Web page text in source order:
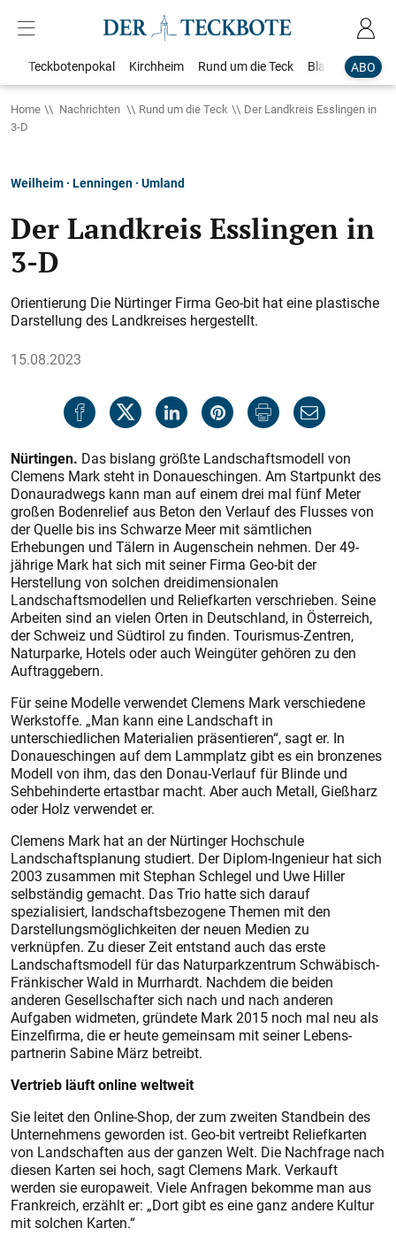
ABO
Teckbotenpokal Kirchheim Rund um die Teck Blaulicht
Home Nachrichten Rund um die Teck
Der Landkreis Esslingen in
3-D
Weilheim · Lenningen · Umland
Der Landkreis Esslingen in
3-D
Orientierung Die Nürtinger Firma Geo-bit hat eine plastische
Darstellung des Landkreises hergestellt.
15.08.2023
Nürtingen. Das bislang größte Landschaftsmodell von
Clemens Mark steht in Donaueschingen. Am Startpunkt des
Donauradwegs kann man auf einem drei mal fünf Meter
großen Bodenrelief aus Beton den Verlauf des Flusses von
der Quelle bis ins Schwarze Meer mit sämtlichen
Erhebungen und Tälern in Augenschein nehmen. Der 49-
jährige Mark hat sich mit seiner Firma Geo-bit der
Herstellung von solchen dreidimensionalen
Landschaftsmodellen und Reliefkarten verschrieben. Seine
Arbeiten sind an vielen Orten in Deutschland, in Österreich,
der Schweiz und Südtirol zu finden. Tourismus-Zentren,
Naturparke, Hotels oder auch Weingüter gehören zu den
Auftraggebern.
Für seine Modelle verwendet Clemens Mark verschiedene
Werkstoffe. „Man kann eine Landschaft in
unterschiedlichen Materialien präsentieren“, sagt er. In
Donaueschingen auf dem Lammplatz gibt es ein bronzenes
Modell von ihm, das den Donau-Verlauf für Blinde und
Sehbehinderte ertastbar macht. Aber auch Metall, Gießharz
oder Holz verwendet er.
Clemens Mark hat an der Nürtinger Hochschule
Landschaftsplanung studiert. Der Diplom-Ingenieur hat sich
2003 zusammen mit Stephan Schlegel und Uwe Hiller
selbständig gemacht. Das Trio hatte sich darauf
spezialisiert, landschaftsbezogene Themen mit den
Darstellungsmöglichkeiten der neuen Medien zu
verknüpfen. Zu dieser Zeit entstand auch das erste
Landschaftsmodell für das Naturparkzentrum Schwäbisch-
Fränkischer Wald in Murrhardt. Nachdem die beiden
anderen Gesellschafter sich nach und nach anderen
Aufgaben widmeten, gründete Mark 2015 noch mal neu als
Einzelfirma, die er heute gemeinsam mit seiner Lebens-
partnerin Sabine März betreibt.
Vertrieb läuft online weltweit
Sie leitet den Online-Shop, der zum zweiten Standbein des
Unternehmens geworden ist. Geo-bit vertreibt Reliefkarten
von Landschaften aus der ganzen Welt. Die Nachfrage nach
diesen Karten sei hoch, sagt Clemens Mark. Verkauft
werden sie europaweit. Viele Anfragen bekomme man aus
Frankreich, erzählt er: „Dort gibt es eine ganz andere Kultur
mit solchen Karten.“